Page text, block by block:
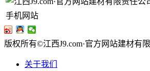
手机网站
版权所有©江西J9.com·官方网站建材有
关于我们